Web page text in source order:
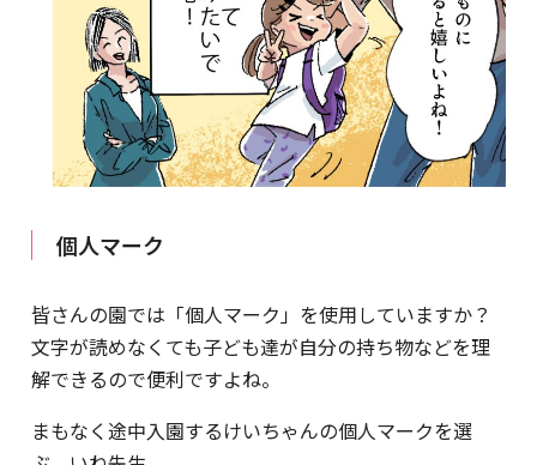
個人マーク
皆さんの園では「個人マーク」を使用していますか？
文字が読めなくても子ども達が自分の持ち物などを理
解できるので便利ですよね。
まもなく途中入園するけいちゃんの個人マークを選